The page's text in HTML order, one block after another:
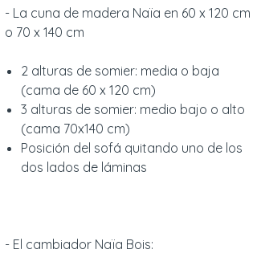
- La cuna de madera Naïa en 60 x 120 cm
o 70 x 140 cm
2 alturas de somier: media o baja
(cama de 60 x 120 cm)
3 alturas de somier: medio bajo o alto
(cama 70x140 cm)
Posición del sofá quitando uno de los
dos lados de láminas
- El cambiador Naïa Bois: